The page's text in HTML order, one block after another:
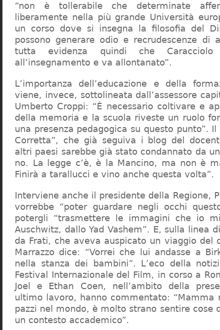
“non è tollerabile che determinate
liberamente nella più grande Università
un corso dove si insegna la filosofia del
possono generare odio e recrudescenze di
tutta evidenza quindi che
all’insegnamento e va allontanato”.
L’importanza dell’educazione e della
viene, invece, sottolineata dall’assessore
Umberto Croppi: “È necessario coltivare e
della memoria e la scuola riveste un ruolo
una presenza pedagogica su questo punto”.
Corretta”, che già seguiva i blog del
altri paesi sarebbe già stato condannato da
no. La legge c’è, è la Mancino, ma non è
Finirà a tarallucci e vino anche questa volta”.
Interviene anche il presidente della Regione,
vorrebbe “poter guardare negli occhi
potergli “trasmettere le immagini che io
Auschwitz, dallo Yad Vashem”. E, sulla linea
da Frati, che aveva auspicato un viaggio del
Marrazzo dice: “Vorrei che lui andasse a
nella stanza dei bambini”. L’eco della
Festival Internazionale del Film, in corso a
Joel e Ethan Coen, nell’ambito della
ultimo lavoro, hanno commentato: “Mamma
pazzi nel mondo, è molto strano sentire cose
un contesto accademico”.